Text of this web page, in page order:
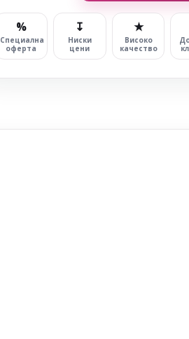
%
Специална
оферта
↧
Ниски
цени
★
Високо
качество